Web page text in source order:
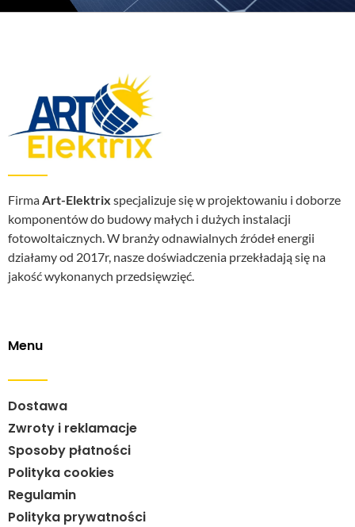
FirmaArt-Elektrix specjalizuje się w projektowaniu i doborze
komponentów do budowy małych i dużych instalacji
fotowoltaicznych. W branży odnawialnych źródeł energii
działamy od 2017r, nasze doświadczenia przekładają się na
jakość wykonanych przedsięwzięć.
Menu
Dostawa
Zwroty i reklamacje
Sposoby płatności
Polityka cookies
Regulamin
Polityka prywatności